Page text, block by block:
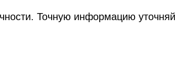
Точную информацию